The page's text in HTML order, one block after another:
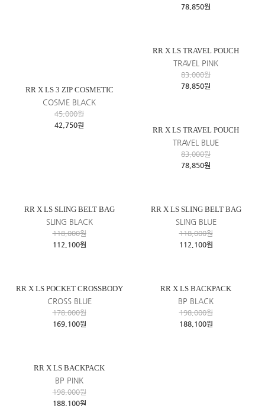
RR X LS 3 ZIP COSMETIC
COSME BLACK
45,000원
42,750원
78,850원
RR X LS TRAVEL POUCH
TRAVEL PINK
83,000원
78,850원
RR X LS TRAVEL POUCH
TRAVEL BLUE
83,000원
78,850원
RR X LS SLING BELT BAG
SLING BLACK
118,000원
112,100원
RR X LS SLING BELT BAG
SLING BLUE
118,000원
112,100원
RR X LS POCKET CROSSBODY
CROSS BLUE
178,000원
169,100원
RR X LS BACKPACK
BP BLACK
198,000원
188,100원
RR X LS BACKPACK
BP PINK
198,000원
188,100원